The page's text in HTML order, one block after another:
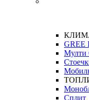
GREE
Мулти
Сплит